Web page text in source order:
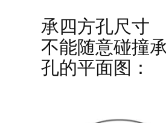
承四方孔尺寸
不能随意碰撞
孔的平面图：